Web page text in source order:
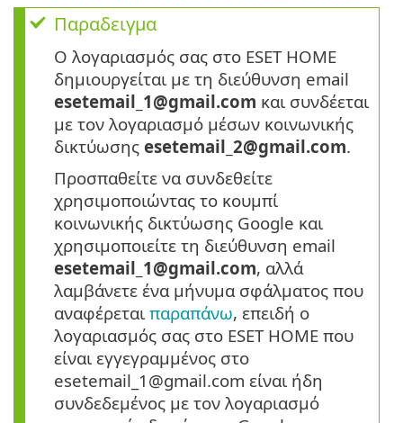
Παραδειγμα
Ο λογαριασμός σας στο ESET HOME
δημιουργείται με τη διεύθυνση email
esetemail_1@gmail.com και συνδέεται
με τον λογαριασμό μέσων κοινωνικής
δικτύωσης esetemail_2@gmail.com.
Προσπαθείτε να συνδεθείτε
χρησιμοποιώντας το κουμπί
κοινωνικής δικτύωσης Google και
χρησιμοποιείτε τη διεύθυνση email
esetemail_1@gmail.com, αλλά
λαμβάνετε ένα μήνυμα σφάλματος που
αναφέρεται παραπάνω, επειδή ο
λογαριασμός σας στο ESET HOME που
είναι εγγεγραμμένος στο
esetemail_1@gmail.com είναι ήδη
συνδεδεμένος με τον λογαριασμό